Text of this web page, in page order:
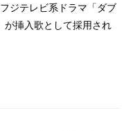
ジテレビ系ドラマ「ダブ
が挿入歌として採用され